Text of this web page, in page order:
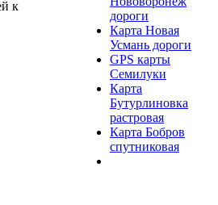
к
дороги
Карта Новая
Усмань дороги
GPS карты
Семилуки
Карта
Бутурлиновка
растровая
Карта Бобров
спутниковая